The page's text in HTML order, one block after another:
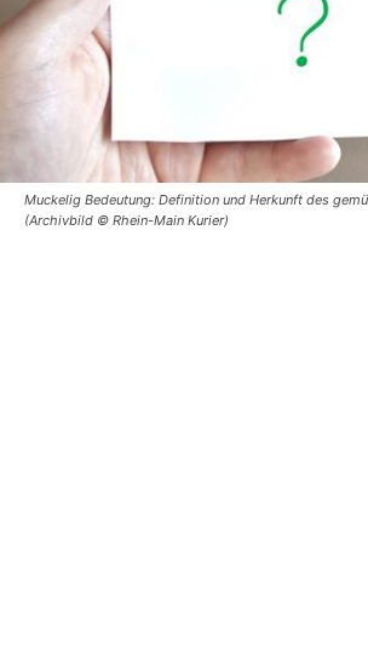
Muckelig Bedeutung: Definition und Herkunft des
(Archivbild © Rhein-Main Kurier)